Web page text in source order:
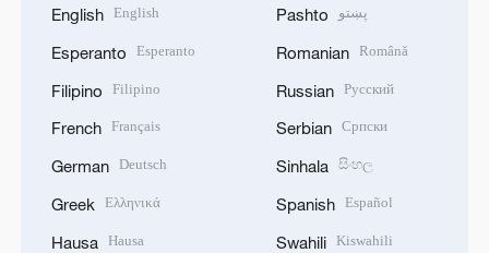
English English
Esperanto Esperanto
Filipino Filipino
French Français
German Deutsch
Greek Ελληνικά
Hausa Hausa
Pashto پښتو
Romanian Română
Russian Русский
Serbian Српски
Sinhala සිංහල
Spanish Español
Swahili Kiswahili